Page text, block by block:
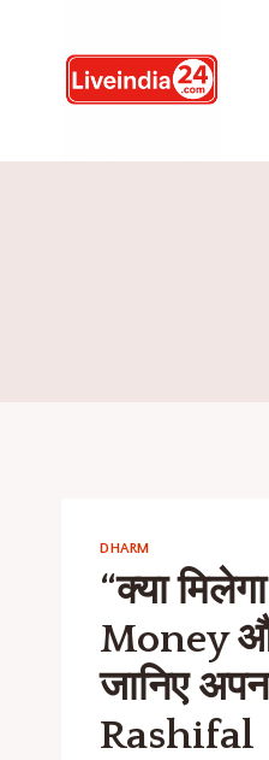
DHARM
“क्या
Money
जानिए
Rashifal